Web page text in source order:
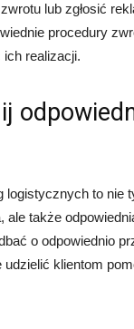
lub zgłosić
procedury
ich realizacji.
logistycznych to nie
ale także
o odpowiednio
udzielić klientom